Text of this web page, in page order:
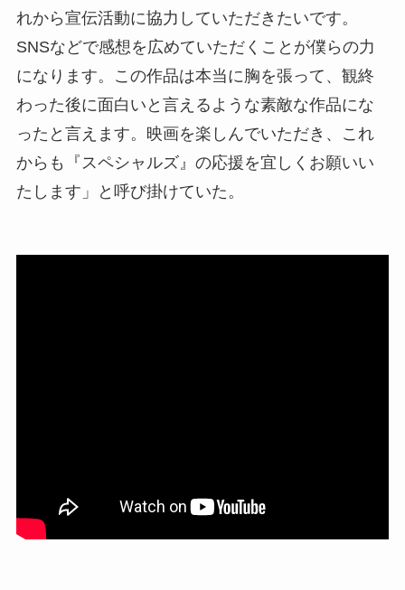
れから宣伝活動に協力していただきたいです。
SNSなどで感想を広めていただくことが僕らの力
になります。この作品は本当に胸を張って、観終
わった後に面白いと言えるような素敵な作品にな
ったと言えます。映画を楽しんでいただき、これ
からも『スペシャルズ』の応援を宜しくお願いい
たします」と呼び掛けていた。